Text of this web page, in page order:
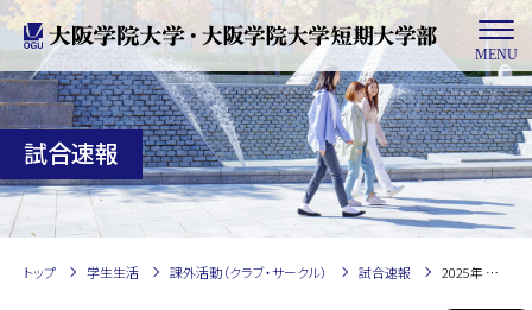
MENU
試合速報
トップ 学生生活 課外活動（クラブ・サークル） 試合速報 2025年 明石市長杯関西大学ビーチバレーボール選手権大会 結果報告